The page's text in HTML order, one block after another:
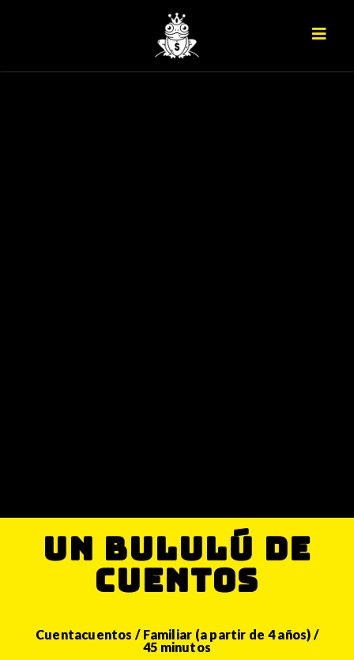
UN BULULÚ DE
CUENTOS
Cuentacuentos / Familiar (a partir de 4 años) /
45 minutos